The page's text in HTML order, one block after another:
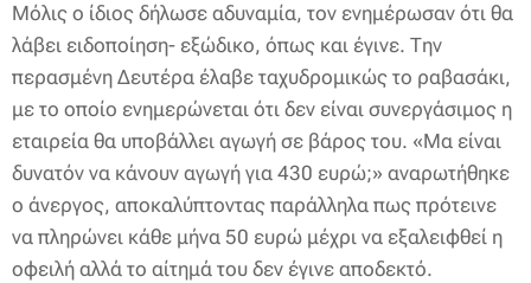
Μόλις ο ίδιος δήλωσε αδυναμία, τον ενημέρωσαν ότι θα
λάβει ειδοποίηση- εξώδικο, όπως και έγινε. Την
περασμένη Δευτέρα έλαβε ταχυδρομικώς το ραβασάκι,
με το οποίο ενημερώνεται ότι δεν είναι συνεργάσιμος η
εταιρεία θα υποβάλλει αγωγή σε βάρος του. «Μα είναι
δυνατόν να κάνουν αγωγή για 430 ευρώ;» αναρωτήθηκε
ο άνεργος, αποκαλύπτοντας παράλληλα πως πρότεινε
να πληρώνει κάθε μήνα 50 ευρώ μέχρι να εξαλειφθεί η
οφειλή αλλά το αίτημά του δεν έγινε αποδεκτό.